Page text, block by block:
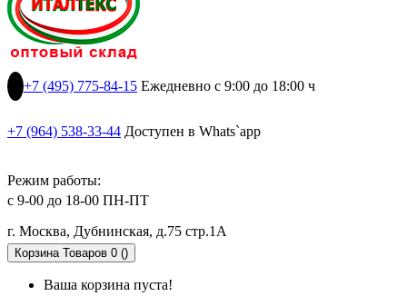
+7 (495) 775-84-15 Ежедневно с 9:00 до 18:00 ч
+7 (964) 538-33-44 Доступен в Whats`app
Режим работы:
с 9-00 до 18-00 ПН-ПТ
г. Москва, Дубнинская, д.75 стр.1А
Корзина Товаров 0 ()
Ваша корзина пуста!